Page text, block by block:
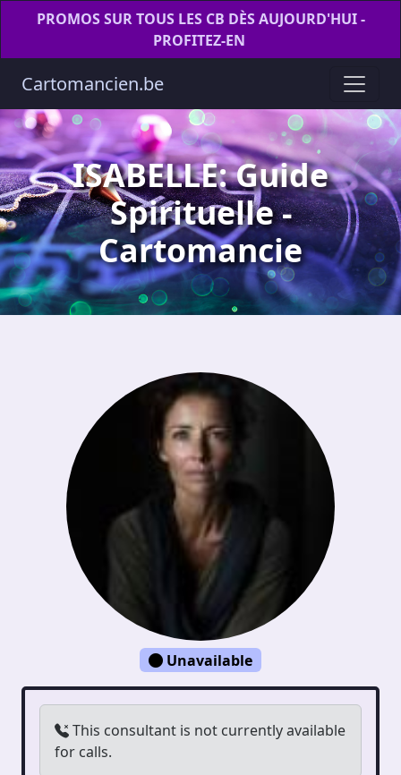
PROMOS SUR TOUS LES CB DÈS AUJOURD'HUI -
PROFITEZ-EN
Cartomancien.be
ISABELLE: Guide
Spirituelle -
Cartomancie
Unavailable
This consultant is not currently available
for calls.